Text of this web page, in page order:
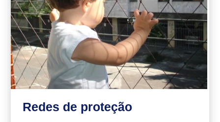
Redes de proteção